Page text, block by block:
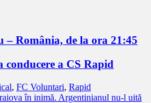
România, de la ora 21:45
a CS Rapid
, FC Voluntari, Rapid
în inimă. Argentinianul nu-l uită